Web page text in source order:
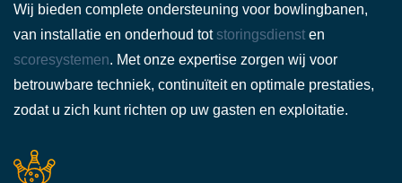
Wij bieden complete ondersteuning voor bowlingbanen,
van installatie en onderhoud tot storingsdienst en
scoresystemen. Met onze expertise zorgen wij voor
betrouwbare techniek, continuïteit en optimale prestaties,
zodat u zich kunt richten op uw gasten en exploitatie.